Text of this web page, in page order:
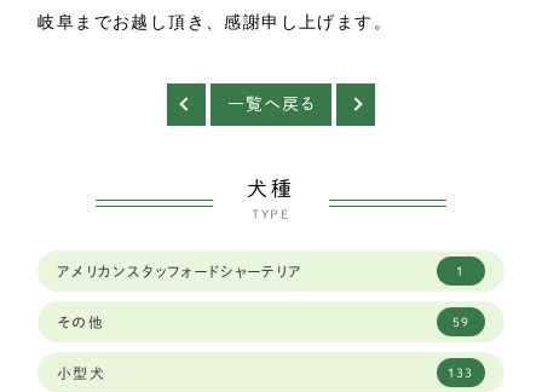
岐阜までお越し頂き、感謝申し上げます。
一覧へ戻る
犬種
TYPE
アメリカンスタッフォードシャーテリア 1
その他 59
小型犬 133